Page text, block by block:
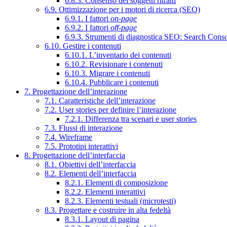
6.9. Ottimizzazione per i motori di ricerca (SEO)
6.9.1. I fattori on-page
6.9.2. I fattori off-page
6.9.3. Strumenti di diagnostica SEO: Search
6.10. Gestire i contenuti
6.10.1. L’inventario dei contenuti
6.10.2. Revisionare i contenuti
6.10.3. Migrare i contenuti
6.10.4. Pubblicare i contenuti
7. Progettazione dell’interazione
7.1. Caratteristiche dell’interazione
7.2. User stories per definire l’interazione
7.2.1. Differenza tra scenari e user stories
7.3. Flussi di interazione
7.4. Wireframe
7.5. Prototipi interattivi
8. Progettazione dell’interfaccia
8.1. Obiettivi dell’interfaccia
8.2. Elementi dell’interfaccia
8.2.1. Elementi di composizione
8.2.2. Elementi interattivi
8.2.3. Elementi testuali (microtesti)
8.3. Progettare e costruire in alta fedeltà
8.3.1. Layout di pagina